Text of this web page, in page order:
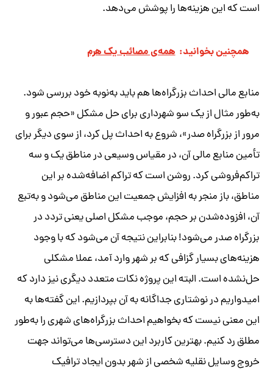
است که این هزینه‌ها را پوشش می‌دهد.
همچنین بخوانید: همه‌‌ی مصائب یک هرم
منابع مالی احداث بزرگراه‌ها هم باید به‌نوبه خود بررسی شود.
به‌طور مثال از یک‌ سو شهرداری برای حل مشکل «حجم عبور و
مرور از بزرگراه صدر»، شروع به احداث پل کرد، از سوی دیگر برای
تأمین منابع مالی آن، در مقیاس وسیعی در مناطق یک و سه
تراکم‌فروشی کرد. روشن است که تراکم اضافه‌شده بر این
مناطق، باز منجر به افزایش جمعیت این مناطق می‌شود و به‌تبع
آن، افزوده‌شدن بر حجم، موجب مشکل اصلی یعنی تردد در
بزرگراه صدر می‌شود! بنابراین نتیجه آن می‌شود که با وجود
هزینه‌های بسیار گزافی که بر شهر وارد آمد، عملا مشکلی
حل‌نشده است. البته این پروژه نکات متعدد دیگری نیز دارد که
امیدواریم در نوشتاری جداگانه به آن بپردازیم. این گفته‌ها به
این معنی نیست که بخواهیم احداث بزرگراه‌های شهری را به‌طور
مطلق رد کنیم. بهترین کاربرد این دسترسی‌ها می‌تواند جهت
خروج وسایل نقلیه شخصی از شهر بدون ایجاد ترافیک